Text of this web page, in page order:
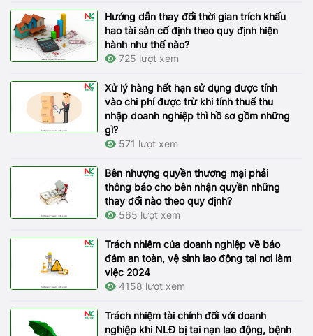
Hướng dẫn thay đổi thời gian trích khấu
hao tài sản cố định theo quy định hiện
hành như thế nào?
725 lượt xem
Xử lý hàng hết hạn sử dụng được tính
vào chi phí được trừ khi tính thuế thu
nhập doanh nghiệp thì hồ sơ gồm những
gì?
571 lượt xem
Bên nhượng quyền thương mại phải
thông báo cho bên nhận quyền những
thay đổi nào theo quy định?
565 lượt xem
Trách nhiệm của doanh nghiệp về bảo
đảm an toàn, vệ sinh lao động tại nơi làm
việc 2024
4158 lượt xem
Trách nhiệm tài chính đối với doanh
nghiệp khi NLĐ bị tai nạn lao động, bệnh